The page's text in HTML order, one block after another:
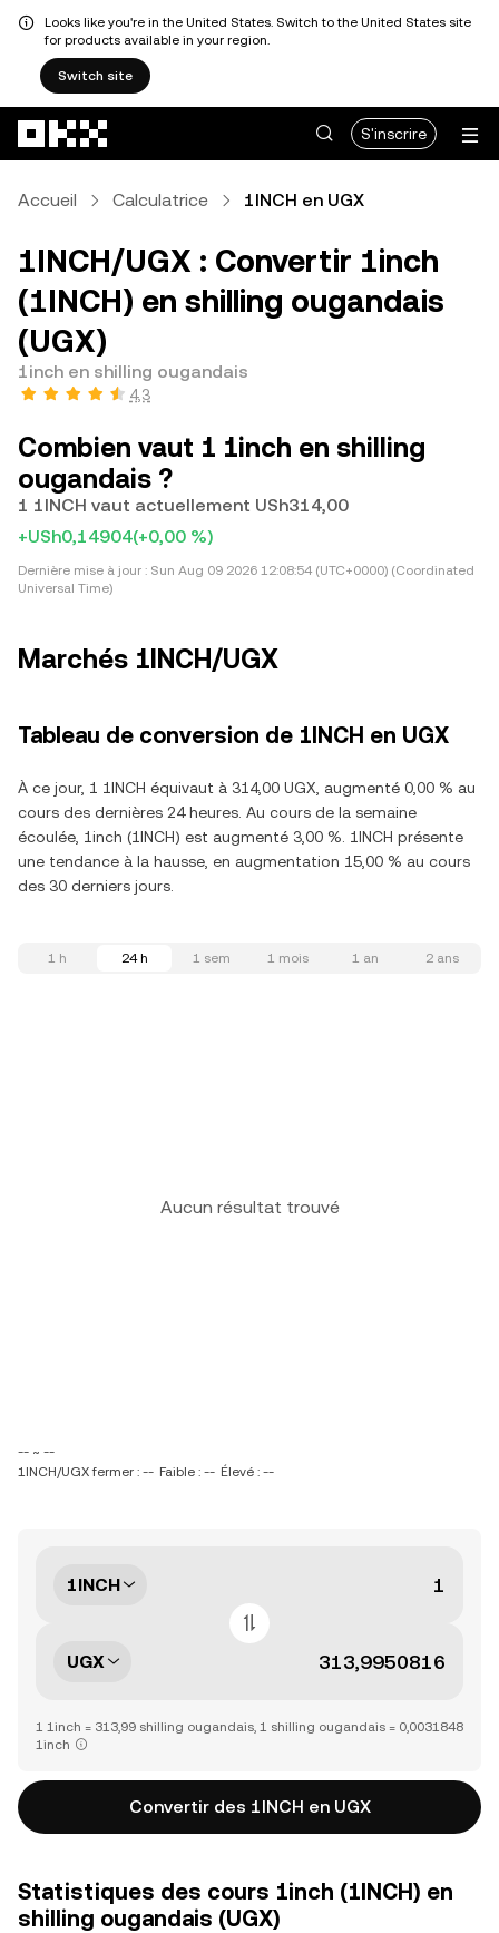
Looks like you're in the United States. Switch to the United States site
for products available in your region.
Switch site
S'inscrire
Accueil Calculatrice 1INCH en UGX
1INCH/UGX : Convertir 1inch
(1INCH) en shilling ougandais
(UGX)
1inch en shilling ougandais
4,3
Combien vaut 1 1inch en shilling
ougandais ?
1 1INCH vaut actuellement USh314,00
+USh0,14904(+0,00 %)
Dernière mise à jour : Sun Aug 09 2026 12:08:54 (UTC+0000) (Coordinated
Universal Time)
Marchés 1INCH/UGX
Tableau de conversion de 1INCH en UGX
À ce jour, 1 1INCH équivaut à 314,00 UGX, augmenté 0,00 % au
cours des dernières 24 heures. Au cours de la semaine
écoulée, 1inch (1INCH) est augmenté 3,00 %. 1INCH présente
une tendance à la hausse, en augmentation 15,00 % au cours
des 30 derniers jours.
1 h 24 h 1 sem 1 mois 1 an 2 ans
Aucun résultat trouvé
-- ~ --
1INCH/UGX fermer : -- Faible : -- Élevé : --
1INCH
UGX
1 1inch = 313,99 shilling ougandais, 1 shilling ougandais = 0,0031848
1inch
Convertir des 1INCH en UGX
Statistiques des cours 1inch (1INCH) en
shilling ougandais (UGX)